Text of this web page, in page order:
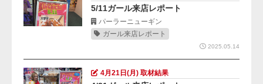
5/11ガール来店レポート
パーラーニューギン
ガール来店レポート
2025.05.14
4月21日(月) 取材結果